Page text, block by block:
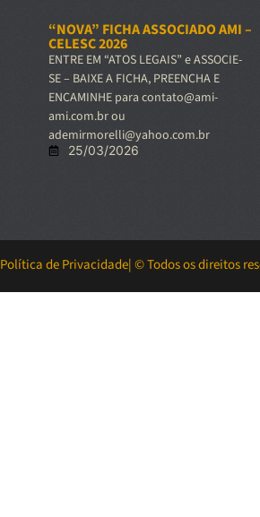
“NOVA” FICHA ASSOCIADO AMI –
CELESC 2026
ENTRE EM “ATOS LEGAIS” e ASSOCIE-
SE – BAIXE A FICHA, PREENCHA E
ENCAMINHE para contato@ami-
ami.com.br ou
ademirmorelli@yahoo.com.br
25/03/2026
Política de Privacidade| © Todos os direitos